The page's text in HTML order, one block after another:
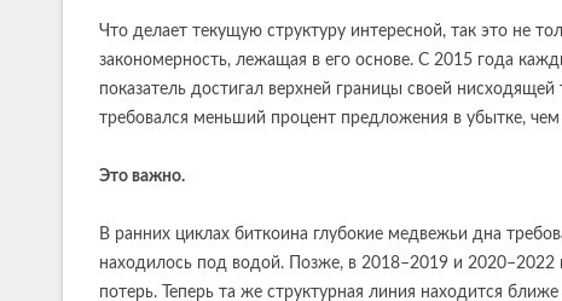
Что делает текущую структуру интересной, так это не
закономерность, лежащая в его основе. С 2015 года
показатель достигал верхней границы своей
требовался меньший процент предложения в убытке,
Это важно.
В ранних циклах биткоина глубокие медвежьи дна
находилось под водой. Позже, в 2018–2019 и
потерь. Теперь та же структурная линия находится